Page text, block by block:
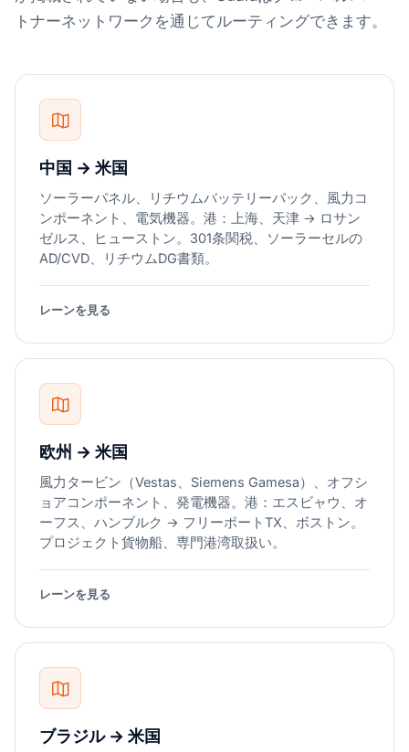
トナーネットワークを通じてルーティングできます。
中国 → 米国
ソーラーパネル、リチウムバッテリーパック、風力コ
ンポーネント、電気機器。港：上海、天津 → ロサン
ゼルス、ヒューストン。301条関税、ソーラーセルの
AD/CVD、リチウムDG書類。
レーンを見る
欧州 → 米国
風力タービン（Vestas、Siemens Gamesa）、オフシ
ョアコンポーネント、発電機器。港：エスビャウ、オ
ーフス、ハンブルク → フリーポートTX、ボストン。
プロジェクト貨物船、専門港湾取扱い。
レーンを見る
ブラジル → 米国